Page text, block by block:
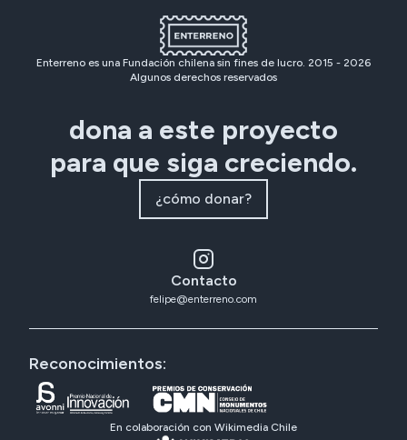
Enterreno es una Fundación chilena sin fines de lucro. 2015 - 2026
Algunos derechos reservados
dona a este proyecto
para que siga creciendo.
¿cómo donar?
Contacto
felipe@enterreno.com
Reconocimientos:
En colaboración con Wikimedia Chile